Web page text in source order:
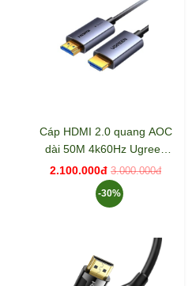
Cáp HDMI 2.0 quang AOC
dài 50M 4k60Hz Ugreen
45509 HD178
2.100.000đ 3.000.000đ
-30%